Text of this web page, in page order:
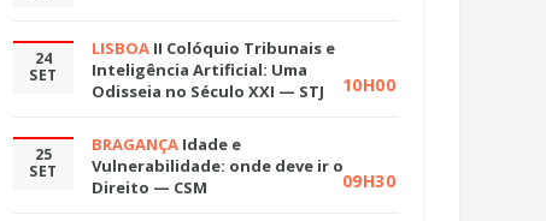
24
SET
LISBOA II Colóquio Tribunais e
Inteligência Artificial: Uma
Odisseia no Século XXI — STJ
10H00
25
SET
BRAGANÇA Idade e
Vulnerabilidade: onde deve ir o
Direito — CSM
09H30